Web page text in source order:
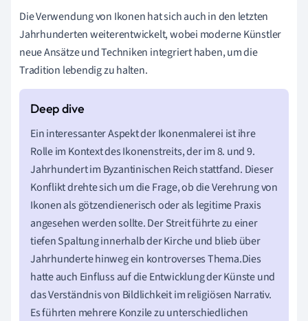
Die Verwendung von Ikonen hat sich auch in den letzten
Jahrhunderten weiterentwickelt, wobei moderne Künstler
neue Ansätze und Techniken integriert haben, um die
Tradition lebendig zu halten.
Ein interessanter Aspekt der Ikonenmalerei ist ihre
Rolle im Kontext des Ikonenstreits, der im 8. und 9.
Jahrhundert im Byzantinischen Reich stattfand. Dieser
Konflikt drehte sich um die Frage, ob die Verehrung von
Ikonen als götzendienerisch oder als legitime Praxis
angesehen werden sollte. Der Streit führte zu einer
tiefen Spaltung innerhalb der Kirche und blieb über
Jahrhunderte hinweg ein kontroverses Thema.Dies
hatte auch Einfluss auf die Entwicklung der Künste und
das Verständnis von Bildlichkeit im religiösen Narrativ.
Es führten mehrere Konzile zu unterschiedlichen